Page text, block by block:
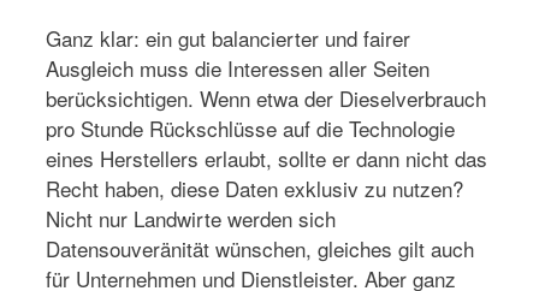
Ganz klar: ein gut balancierter und fairer
Ausgleich muss die Interessen aller Seiten
berücksichtigen. Wenn etwa der Dieselverbrauch
pro Stunde Rückschlüsse auf die Technologie
eines Herstellers erlaubt, sollte er dann nicht das
Recht haben, diese Daten exklusiv zu nutzen?
Nicht nur Landwirte werden sich
Datensouveränität wünschen, gleiches gilt auch
für Unternehmen und Dienstleister. Aber ganz